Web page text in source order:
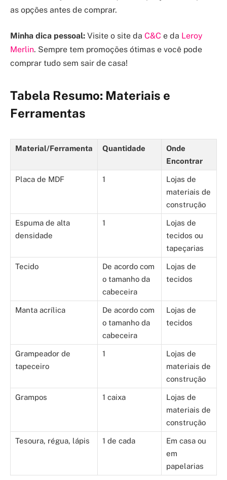
as opções antes de comprar.
Minha dica pessoal: Visite o site da C&C e da Leroy
Merlin. Sempre tem promoções ótimas e você pode
comprar tudo sem sair de casa!
Tabela Resumo: Materiais e
Ferramentas
Material/Ferramenta Quantidade
Onde
Encontrar
Placa de MDF 1
Lojas de
materiais de
construção
Espuma de alta
densidade
1
Lojas de
tecidos ou
tapeçarias
Tecido
De acordo com
o tamanho da
cabeceira
Lojas de
tecidos
Manta acrílica
De acordo com
o tamanho da
cabeceira
Lojas de
tecidos
Grampeador de
tapeceiro
1
Lojas de
materiais de
construção
Grampos 1 caixa
Lojas de
materiais de
construção
Tesoura, régua, lápis 1 de cada
Em casa ou
em
papelarias